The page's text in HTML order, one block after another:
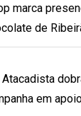
marca
de
Atacadista
em